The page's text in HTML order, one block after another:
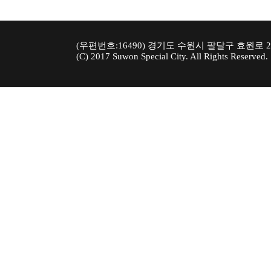
(우편번호:16490) 경기도 수원시 팔달구 효원로
(C) 2017 Suwon Special City. All Rights Reserved.